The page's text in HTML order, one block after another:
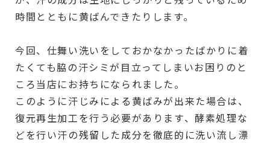
時間とともに黄ばんできたりします。
今回、仕舞い洗いをしておかなかったばかりに着
たくても脇の汗シミが目立ってしまいお困りのと
ころ当店にお持ちになられました。
このように汗じみによる黄ばみが出来た場合は、
復元再生加工を行う必要があります、酵素処理な
どを行い汗の残留した成分を徹底的に洗い流し漂